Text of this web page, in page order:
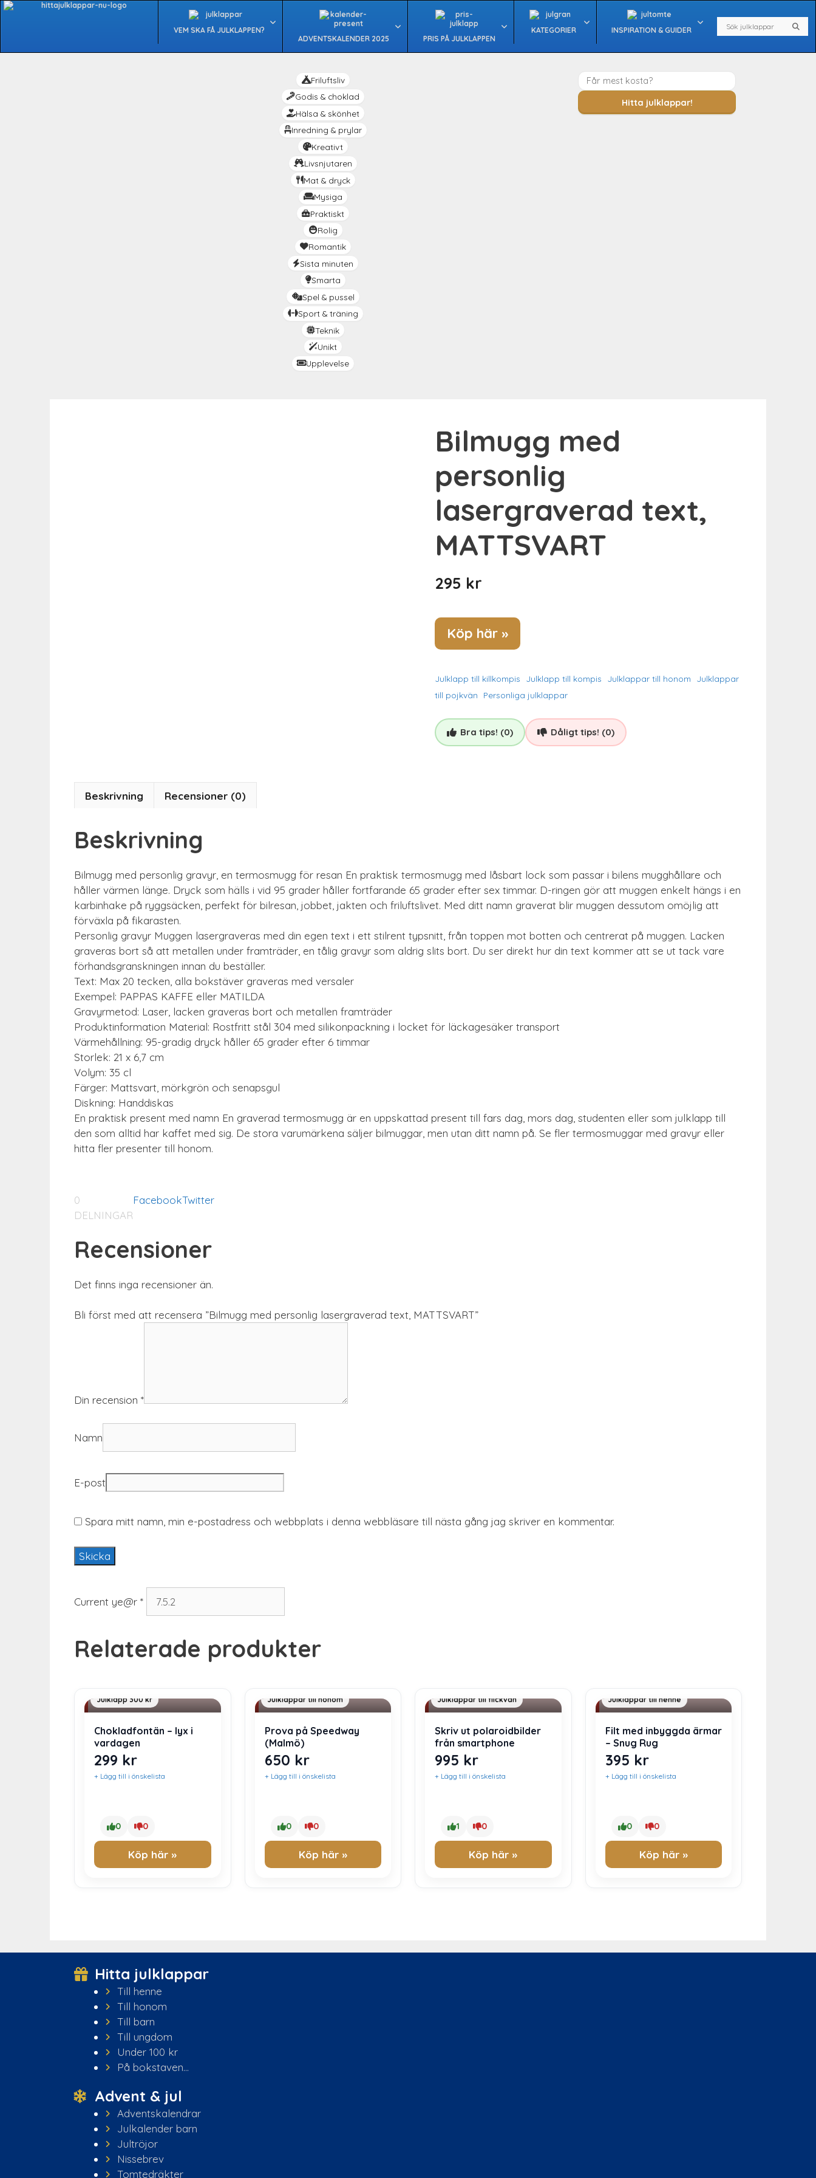
Hoppa
VEM SKA FÅ JULKLAPPEN?
ADVENTSKALENDER 2025
PRIS PÅ JULKLAPPEN
KATEGORIER INSPIRATION & GUIDER
Friluftsliv
Godis & choklad
Hälsa & skönhet
Inredning & prylar
Kreativt
Livsnjutaren
Mat & dryck
Mysiga
Praktiskt
Rolig
Romantik
Sista minuten
Smarta
Spel & pussel
Sport & träning
Teknik
Unikt
Upplevelse
Hitta julklappar!
Bilmugg med
personlig
lasergraverad text,
MATTSVART
295 kr
Köp här »
Julklapp till killkompis Julklapp till kompis Julklappar till honom
Julklappar
till pojkvän
Personliga julklappar
Bra tips! (0) Dåligt tips! (0)
Beskrivning Recensioner (0)
Beskrivning
Bilmugg med personlig gravyr, en termosmugg för resan En praktisk termosmugg med låsbart lock som passar i bilens mugghållare och
håller värmen länge. Dryck som hälls i vid 95 grader håller fortfarande 65 grader efter sex timmar. D-ringen gör att muggen enkelt hängs i en
karbinhake på ryggsäcken, perfekt för bilresan, jobbet, jakten och friluftslivet. Med ditt namn graverat blir muggen dessutom omöjlig att
förväxla på fikarasten.
Personlig gravyr Muggen lasergraveras med din egen text i ett stilrent typsnitt, från toppen mot botten och centrerat på muggen. Lacken
graveras bort så att metallen under framträder, en tålig gravyr som aldrig slits bort. Du ser direkt hur din text kommer att se ut tack vare
förhandsgranskningen innan du beställer.
Text: Max 20 tecken, alla bokstäver graveras med versaler
Exempel: PAPPAS KAFFE eller MATILDA
Gravyrmetod: Laser, lacken graveras bort och metallen framträder
Produktinformation Material: Rostfritt stål 304 med silikonpackning i locket för läckagesäker transport
Värmehållning: 95-gradig dryck håller 65 grader efter 6 timmar
Storlek: 21 x 6,7 cm
Volym: 35 cl
Färger: Mattsvart, mörkgrön och senapsgul
Diskning: Handdiskas
En praktisk present med namn En graverad termosmugg är en uppskattad present till fars dag, mors dag, studenten eller som julklapp till
den som alltid har kaffet med sig. De stora varumärkena säljer bilmuggar, men utan ditt namn på. Se fler termosmuggar med gravyr eller
hitta fler presenter till honom.
0
DELNINGAR
FacebookTwitter
Recensioner
Det finns inga recensioner än.
Bli först med att recensera ”Bilmugg med personlig lasergraverad text, MATTSVART”
Din recension *
Namn
E-post
Spara mitt namn, min e-postadress och webbplats i denna webbläsare till nästa gång jag skriver en kommentar.
Current ye@r *
Relaterade produkter
Julklapp 300 kr
Chokladfontän – lyx i
vardagen
299 kr
+ Lägg till i önskelista
0 0
Köp här »
Julklappar till honom
Prova på Speedway
(Malmö)
650 kr
+ Lägg till i önskelista
0 0
Köp här »
Julklappar till flickvän
Skriv ut polaroidbilder
från smartphone
995 kr
+ Lägg till i önskelista
1 0
Köp här »
Julklappar till henne
Filt med inbyggda ärmar
– Snug Rug
395 kr
+ Lägg till i önskelista
0 0
Köp här »
Hitta julklappar
Till henne
Till honom
Till barn
Till ungdom
Under 100 kr
På bokstaven...
Advent & jul
Adventskalendrar
Julkalender barn
Jultröjor
Nissebrev
Tomtedräkter